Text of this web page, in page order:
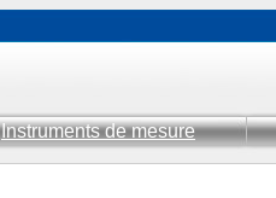
Instruments de mesure